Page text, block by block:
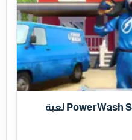
تحميل باور واش PowerWash Simulator لعبة